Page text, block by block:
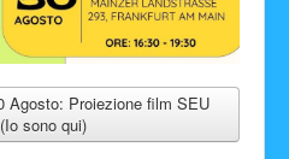
Agosto: Proiezione film SEU
sono qui)